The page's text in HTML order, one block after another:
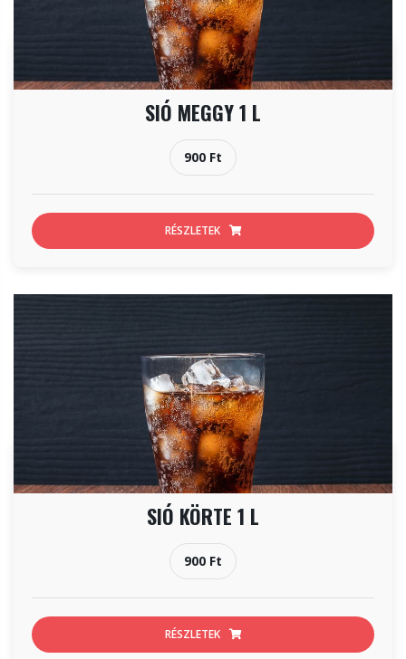
SIÓ MEGGY 1 L
900 Ft
RÉSZLETEK
SIÓ KÖRTE 1 L
900 Ft
RÉSZLETEK